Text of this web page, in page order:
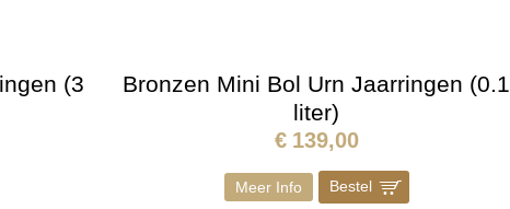
(3
Bronzen Mini Bol Urn Jaarringen (0.1
liter)
€ 139,00
Meer Info Bestel ]